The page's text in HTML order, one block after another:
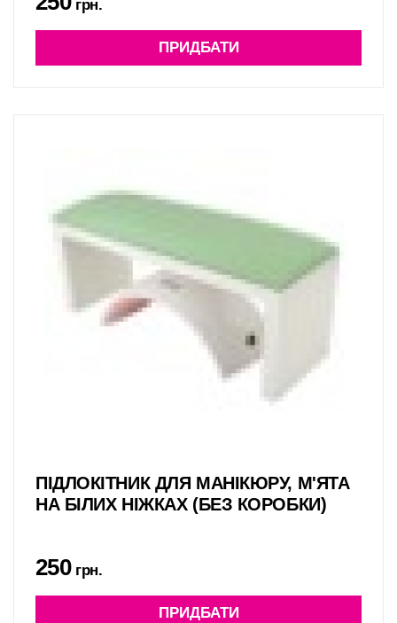
грн.
ПРИДБАТИ
ПІДЛОКІТНИК ДЛЯ МАНІКЮРУ, М'ЯТА
НА БІЛИХ НІЖКАХ (БЕЗ КОРОБКИ)
250грн.
ПРИДБАТИ